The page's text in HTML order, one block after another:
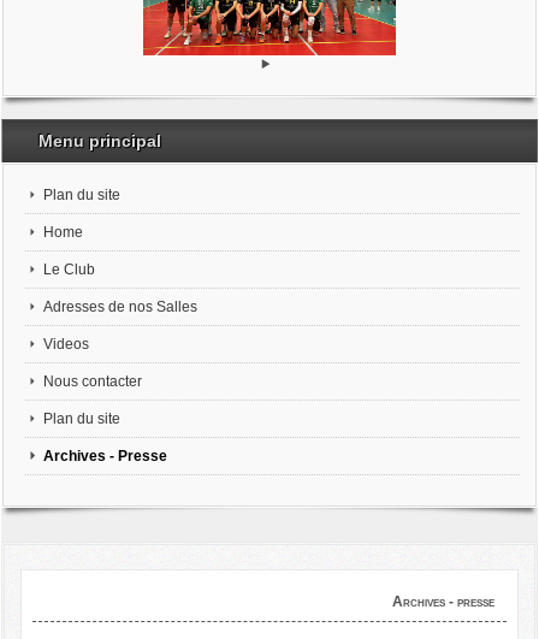
Menu principal
Plan du site
Home
Le Club
Adresses de nos Salles
Videos
Nous contacter
Plan du site
Archives - Presse
Archives - presse